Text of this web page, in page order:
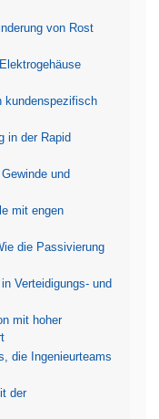
von Rost
kundenspezifisch
in der Rapid
und
mit engen
die Passivierung
Verteidigungs- und
mit hoher
die Ingenieurteams
der